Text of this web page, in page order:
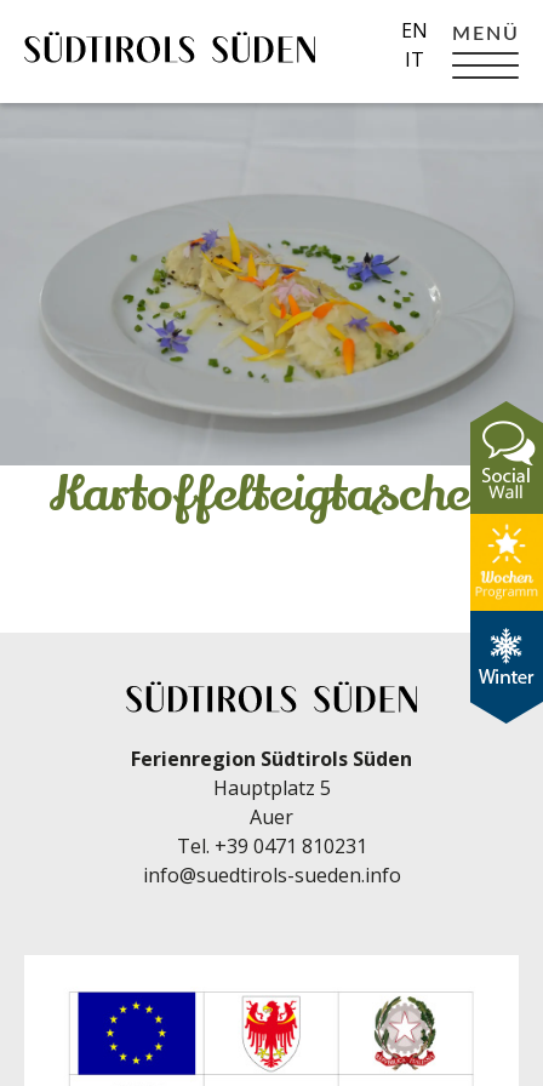
MENÜ
EN
IT
Kartoffelteigtaschen
Ferienregion Südtirols Süden
Hauptplatz 5
Auer
Tel. +39 0471 810231
info@suedtirols-sueden.info